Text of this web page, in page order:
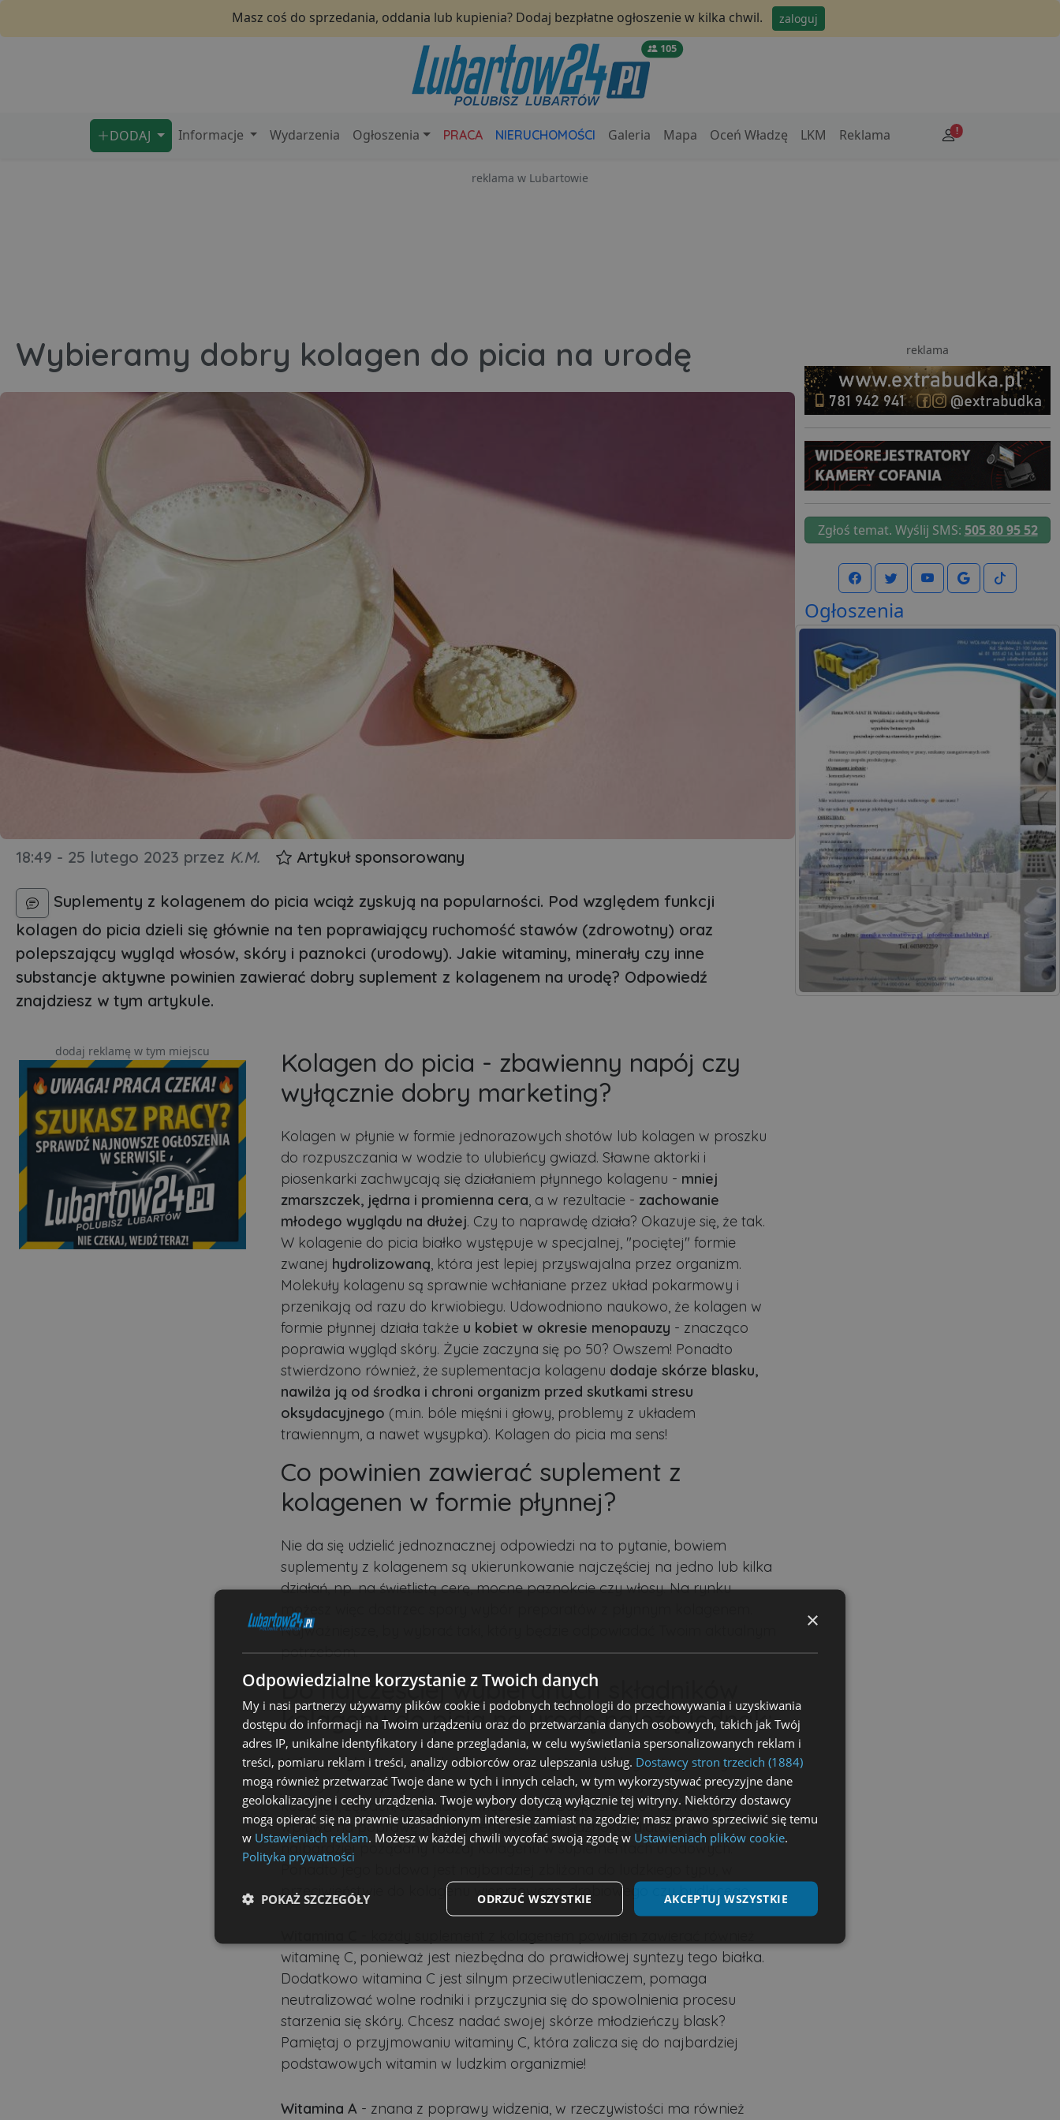
Masz coś do sprzedania, oddania lub kupienia? Dodaj bezpłatne ogłoszenie w kilka chwil. zaloguj
105
DODAJ Informacje Wydarzenia Ogłoszenia PRACA NIERUCHOMOŚCI Galeria Mapa Oceń Władzę LKM Reklama !
reklama w Lubartowie
Wybieramy dobry kolagen do picia na urodę
18:49 - 25 lutego 2023 przez K.M. Artykuł sponsorowany
Suplementy z kolagenem do picia wciąż zyskują na popularności. Pod względem funkcji
kolagen do picia dzieli się głównie na ten poprawiający ruchomość stawów (zdrowotny) oraz
polepszający wygląd włosów, skóry i paznokci (urodowy). Jakie witaminy, minerały czy inne
substancje aktywne powinien zawierać dobry suplement z kolagenem na urodę? Odpowiedź
znajdziesz w tym artykule.
dodaj reklamę w tym miejscu
Kolagen do picia - zbawienny napój czy
wyłącznie dobry marketing?
Kolagen w płynie w formie jednorazowych shotów lub kolagen w proszku
do rozpuszczania w wodzie to ulubieńcy gwiazd. Sławne aktorki i
piosenkarki zachwycają się działaniem płynnego kolagenu - mniej
zmarszczek, jędrna i promienna cera, a w rezultacie - zachowanie
młodego wyglądu na dłużej. Czy to naprawdę działa? Okazuje się, że tak.
W kolagenie do picia białko występuje w specjalnej, "pociętej" formie
zwanej hydrolizowaną, która jest lepiej przyswajalna przez organizm.
Molekuły kolagenu są sprawnie wchłaniane przez układ pokarmowy i
przenikają od razu do krwiobiegu. Udowodniono naukowo, że kolagen w
formie płynnej działa także u kobiet w okresie menopauzy - znacząco
poprawia wygląd skóry. Życie zaczyna się po 50? Owszem! Ponadto
stwierdzono również, że suplementacja kolagenu dodaje skórze blasku,
nawilża ją od środka i chroni organizm przed skutkami stresu
oksydacyjnego (m.in. bóle mięśni i głowy, problemy z układem
trawiennym, a nawet wysypka). Kolagen do picia ma sens!
Co powinien zawierać suplement z
kolagenen w formie płynnej?
Nie da się udzielić jednoznacznej odpowiedzi na to pytanie, bowiem
suplementy z kolagenem są ukierunkowanie najczęściej na jedno lub kilka
działań, np. na świetlistą cerę, mocne paznokcie czy włosy. Na rynku
możesz więc dostrzec spory wybór preparatów z płynnym kolagenem.
Najważniejsze, by wybrać taki, który będzie odpowiadać Twoim aktualnym
potrzebom.
Do najczęściej wybieranych składników
kolagenu do picia na urodę należą jednak:
Kolagen rybi - to związek, który zawiera głównie kolagen I typu, czyli ten,
którego jest najwięcej w organizmie człowieka. Znajduje się w skórze,
kościach, zębach, ścięgnach i więzadłach. Bezpośrednio i różnorodnie
wpływa na poprawę jakości cery, włosów i paznokci, dlatego to
najbardziej pożądany rodzaj kolagenu w suplementach urodowych.
Ponadto jego budowa jest najbardziej zbliżona do ludzkiego typu, w
przeciwieństwie do kolagenu wieprzowego, drobiowego czy bydlęcego.
witaminę C, ponieważ jest niezbędna do prawidłowej syntezy tego białka.
Dodatkowo witamina C jest silnym przeciwutleniaczem, pomaga
neutralizować wolne rodniki i przyczynia się do spowolnienia procesu
starzenia się skóry. Chcesz nadać swojej skórze młodzieńczy blask?
Pamiętaj o przyjmowaniu witaminy C, która zalicza się do najbardziej
podstawowych witamin w ludzkim organizmie!
Witamina A - znana z poprawy widzenia, w rzeczywistości ma również
reklama
Zgłoś temat. Wyślij SMS: 505 80 95 52
Ogłoszenia
×
Odpowiedzialne korzystanie z Twoich danych
My i nasi partnerzy używamy plików cookie i podobnych technologii do przechowywania i uzyskiwania
dostępu do informacji na Twoim urządzeniu oraz do przetwarzania danych osobowych, takich jak Twój
adres IP, unikalne identyfikatory i dane przeglądania, w celu wyświetlania spersonalizowanych reklam i
treści, pomiaru reklam i treści, analizy odbiorców oraz ulepszania usług. Dostawcy stron trzecich (1884)
mogą również przetwarzać Twoje dane w tych i innych celach, w tym wykorzystywać precyzyjne dane
geolokalizacyjne i cechy urządzenia. Twoje wybory dotyczą wyłącznie tej witryny. Niektórzy dostawcy
mogą opierać się na prawnie uzasadnionym interesie zamiast na zgodzie; masz prawo sprzeciwić się temu
w Ustawieniach reklam. Możesz w każdej chwili wycofać swoją zgodę w Ustawieniach plików cookie.
Polityka prywatności
AKCEPTUJ WSZYSTKIE
ODRZUĆ WSZYSTKIE
POKAŻ SZCZEGÓŁY
Niezbędne Wydajność Targetowanie Funkcjonalność Niesklasyfikowane
Niezbędne Wydajność Targetowanie Funkcjonalność